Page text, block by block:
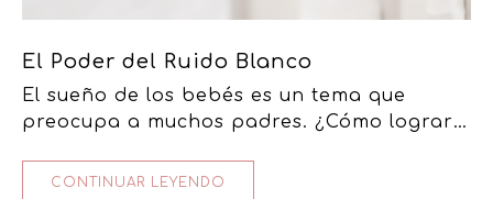
El Poder del Ruido Blanco
El sueño de los bebés es un tema que
preocupa a muchos padres. ¿Cómo lograr
prolongada? Entre las diversas…
CONTINUAR LEYENDO